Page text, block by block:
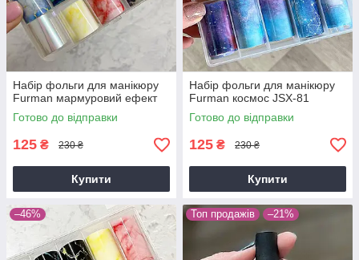
Набір фольги для манікюру
Furman мармуровий ефект
Готово до відправки
125 ₴ 230 ₴
Купити
Набір фольги для манікюру
Furman космос JSX-81
Готово до відправки
125 ₴ 230 ₴
Купити
–46% Топ продажів –21%